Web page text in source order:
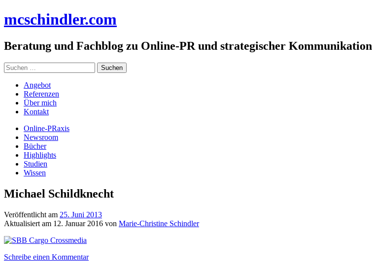
Inhalt
mcschindler.com
Beratung und Fachblog zu Online-PR und strategischer Kommunikation
Suchen
nach:
Angebot
Referenzen
Über mich
Kontakt
Online-PRaxis
Newsroom
Bücher
Highlights
Studien
Wissen
Michael Schildknecht
Veröffentlicht am 25. Juni 2013
Aktualisiert am 12. Januar 2016 von Marie-Christine Schindler
Schreibe einen Kommentar